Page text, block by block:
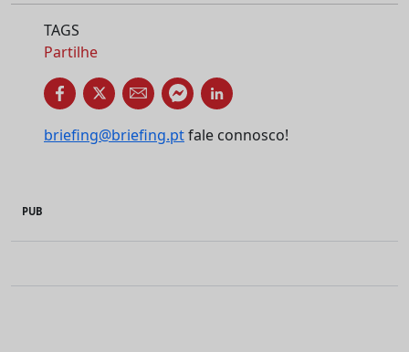
TAGS
Partilhe
briefing@briefing.ptfale connosco!
PUB